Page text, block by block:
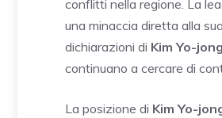
conflitti nella regione. La
una minaccia diretta alla
dichiarazioni di Kim Yo-jong
continuano a cercare di
La posizione di Kim Yo-